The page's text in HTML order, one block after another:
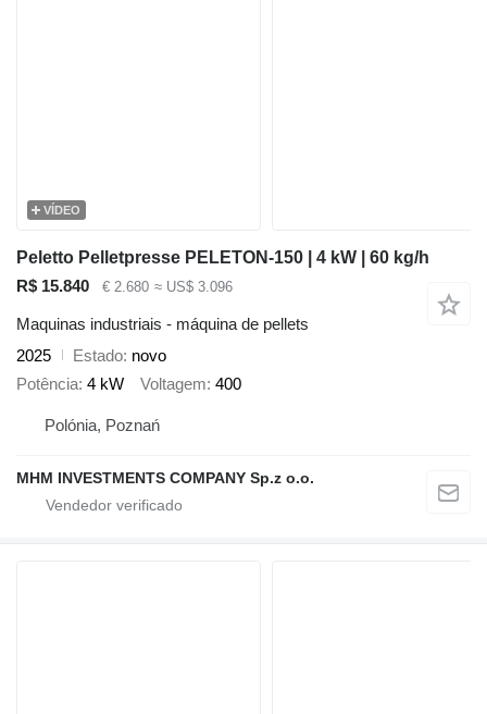
VÍDEO
Peletto Pelletpresse PELETON-150 | 4 kW | 60 kg/h
R$ 15.840
€ 2.680 ≈ US$ 3.096
Maquinas industriais - máquina de pellets
2025
Estado novo
Potência 4 kW Voltagem 400
Polónia, Poznań
MHM INVESTMENTS COMPANY Sp.z o.o.